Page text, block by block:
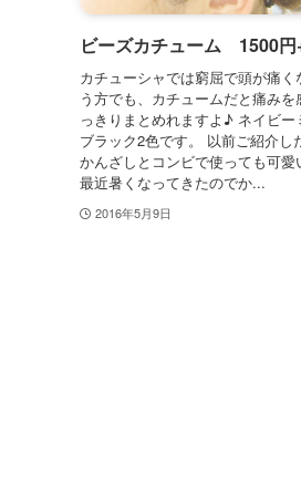
ビーズカチューム 1500円
カチューシャでは窮屈で頭が痛く
う方でも、カチュームだと痛みを
っきりまとめれますよ♪ ネイビー
ブラック2色です。 以前ご紹介し
かんざしとコンビで使っても可
最近暑くなってきたのでか...
2016年5月9日